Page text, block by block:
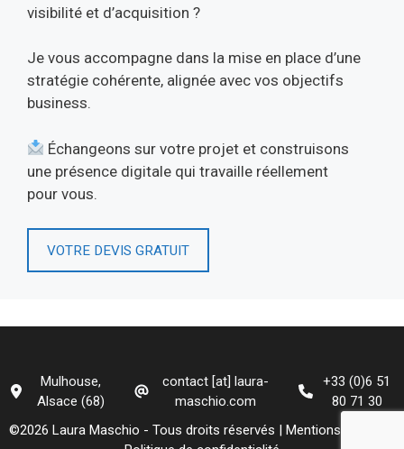
visibilité et d’acquisition ?
Je vous accompagne dans la mise en place d’une
stratégie cohérente, alignée avec vos objectifs
business.
Échangeons sur votre projet et construisons
une présence digitale qui travaille réellement
pour vous.
VOTRE DEVIS GRATUIT
Mulhouse,
Alsace (68)
contact [at] laura-
maschio.com
+33 (0)6 51
80 71 30
©2026 Laura Maschio - Tous droits réservés | Mentions légales